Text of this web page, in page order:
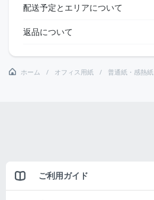
配送予定とエリアについて
返品について
ホーム オフィス用紙 普通紙・感熱紙
ご利用ガイド